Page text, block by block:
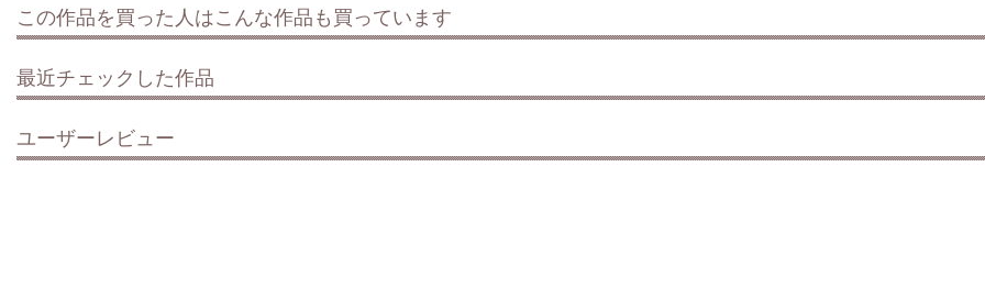
この作品を買った人はこんな作品も買っています
最近チェックした作品
ユーザーレビュー